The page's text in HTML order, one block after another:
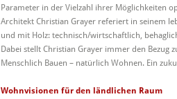
Parameter in der Vielzahl ihrer Möglichkeiten
Architekt Christian Grayer referiert in seinem
und mit Holz: technisch/wirtschaftlich,
Dabei stellt Christian Grayer immer den Bezug
Menschlich Bauen – natürlich Wohnen. Ein
Wohnvisionen für den ländlichen Raum